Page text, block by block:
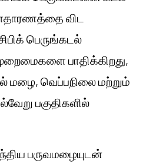
விட
பெருங்கடல்
பாதிக்கிறது,
மழை, வெப்பநிலை மற்றும்
பகுதிகளில்
பருவமழையுடன்